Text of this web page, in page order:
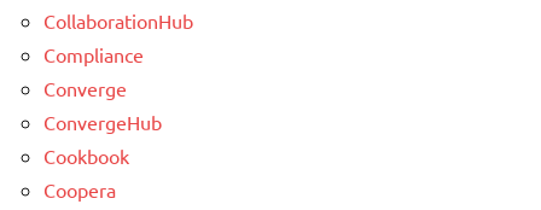
CollaborationHub
Compliance
Converge
ConvergeHub
Cookbook
Coopera